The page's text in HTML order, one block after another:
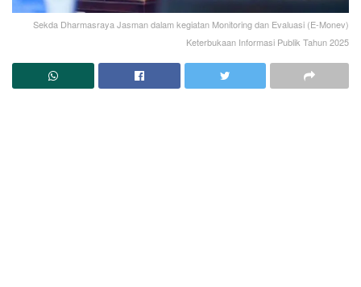
Sekda Dharmasraya Jasman dalam kegiatan Monitoring dan Evaluasi (E-Monev)
Keterbukaan Informasi Publik Tahun 2025